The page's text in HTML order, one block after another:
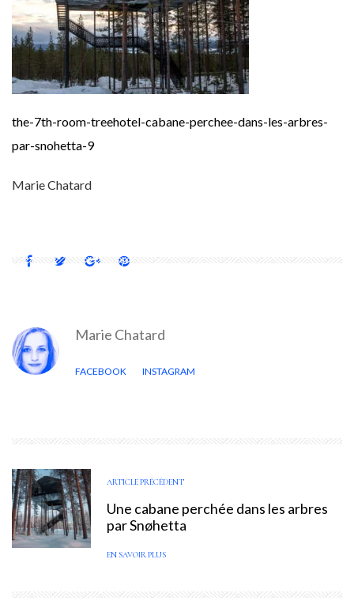
the-7th-room-treehotel-cabane-perchee-dans-les-arbres-
par-snohetta-9
Marie Chatard
Marie Chatard
FACEBOOK INSTAGRAM
ARTICLE PRÉCÉDENT
Une cabane perchée dans les arbres
par Snøhetta
EN SAVOIR PLUS